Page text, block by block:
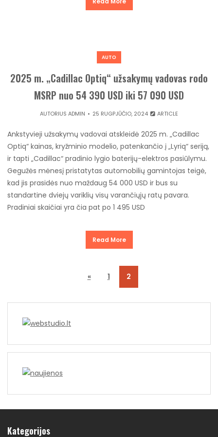
AUTO
2025 m. „Cadillac Optiq“ užsakymų vadovas rodo
MSRP nuo 54 390 USD iki 57 090 USD
AUTORIUS ADMIN 25 RUGPJŪČIO, 2024 ARTICLE
Ankstyvieji užsakymų vadovai atskleidė 2025 m. „Cadillac
Optiq“ kainas, kryžminio modelio, patenkančio į „Lyriq“ seriją,
ir tapti „Cadillac“ pradinio lygio baterijų-elektros pasiūlymu.
Gegužės mėnesį pristatytas automobilių gamintojas teigė,
kad jis prasidės nuo maždaug 54 000 USD ir bus su
standartine dviejų variklių visų varančiųjų ratų pavara.
Pradiniai skaičiai yra čia pat po 1 495 USD
Read More
« 1 2
Kategorijos